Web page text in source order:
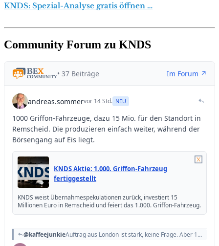
KNDS: Spezial-Analyse gratis öffnen …
Community Forum zu KNDS